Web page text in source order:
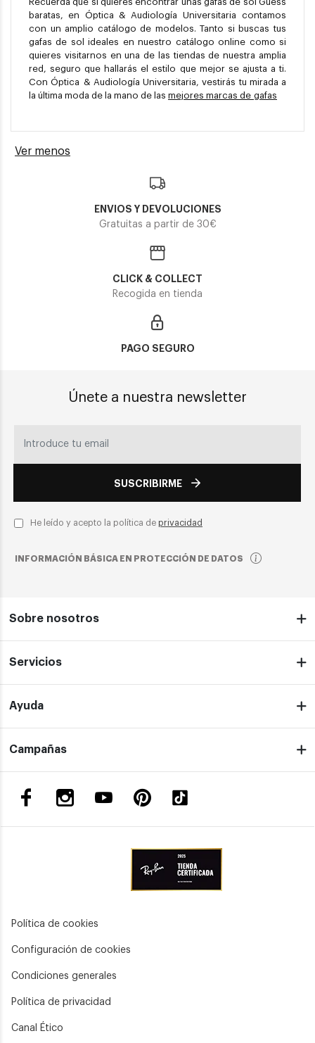
Recuerda que si quieres encontrar unas gafas de sol Guess
baratas, en Óptica & Audiología Universitaria contamos
con un amplio catálogo de modelos. Tanto si buscas tus
gafas de sol ideales en nuestro catálogo online como si
quieres visitarnos en una de las tiendas de nuestra amplia
red, seguro que hallarás el estilo que mejor se ajusta a ti.
Con Óptica & Audiología Universitaria, vestirás tu mirada a
la última moda de la mano de las mejores marcas de gafas
Ver menos
ENVIOS Y DEVOLUCIONES
Gratuitas a partir de 30€
CLICK & COLLECT
Recogida en tienda
PAGO SEGURO
Únete a nuestra newsletter
SUSCRIBIRME
He leído y acepto la política de privacidad
INFORMACIÓN BÁSICA EN PROTECCIÓN DE DATOS
Sobre nosotros
Servicios
Ayuda
Campañas
Política de cookies
Configuración de cookies
Condiciones generales
Política de privacidad
Canal Ético